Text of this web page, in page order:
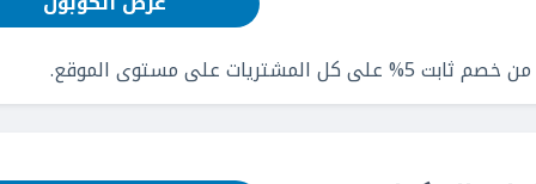
على مستوى الموقع.